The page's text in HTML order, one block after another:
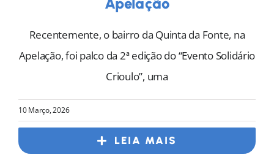
Recentemente, o bairro da Quinta da Fonte, na
Apelação, foi palco da 2ª edição do “Evento Solidário
Crioulo”, uma
10 Março, 2026
LEIA MAIS